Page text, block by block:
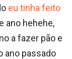
eu tinha feito
ano hehehe,
a fazer pão e
ano passado